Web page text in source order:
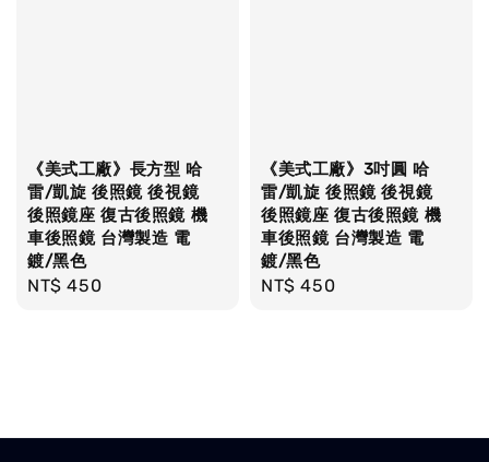
《美式工廠》長方型 哈
雷/凱旋 後照鏡 後視鏡
後照鏡座 復古後照鏡 機
車後照鏡 台灣製造 電
鍍/黑色
Regular
NT$ 450
《美式工廠》3吋圓 哈
雷/凱旋 後照鏡 後視鏡
後照鏡座 復古後照鏡 機
車後照鏡 台灣製造 電
鍍/黑色
Regular
NT$ 450